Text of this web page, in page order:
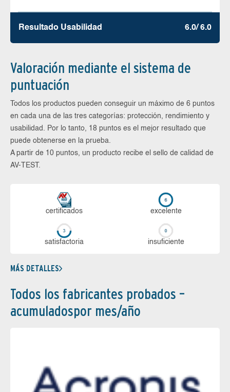
Resultado Usabilidad 6.0/ 6.0
Valoración mediante el sistema de
puntuación
Todos los productos pueden conseguir un máximo de 6 puntos
en cada una de las tres categorías: protección, rendimiento y
usabilidad. Por lo tanto, 18 puntos es el mejor resultado que
puede obtenerse en la prueba.
A partir de 10 puntos, un producto recibe el sello de calidad de
AV-TEST.
certi­ficados ex­ce­len­te
sa­tis­fac­to­ria in­su­fi­cien­te
MÁS DETALLES
Todos los fabricantes probados –
acumuladospor mes/año